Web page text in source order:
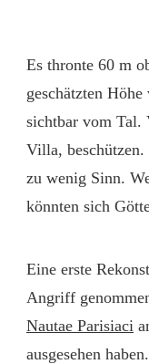
Es thronte 60 m
geschätzten
sichtbar vom Tal.
Villa, beschützen.
zu wenig Sinn.
könnten sich
Eine erste
Angriff
Nautae Parisiaci
ausgesehen